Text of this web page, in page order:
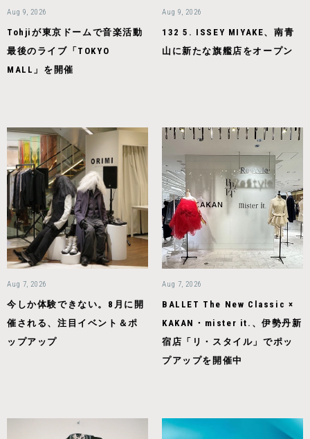
Aug 9, 2026
Tohjiが東京ドームで音楽活動
最後のライブ「TOKYO
MALL」を開催
Aug 9, 2026
132 5. ISSEY MIYAKE、南青
山に新たな旗艦店をオープン
Aug 7, 2026
今しか体験できない。8月に開
催される、注目イベント＆ポ
ップアップ
Aug 7, 2026
BALLET The New Classic ×
KAKAN・mister it.、伊勢丹新
宿店「リ・スタイル」でポッ
プアップを開催中